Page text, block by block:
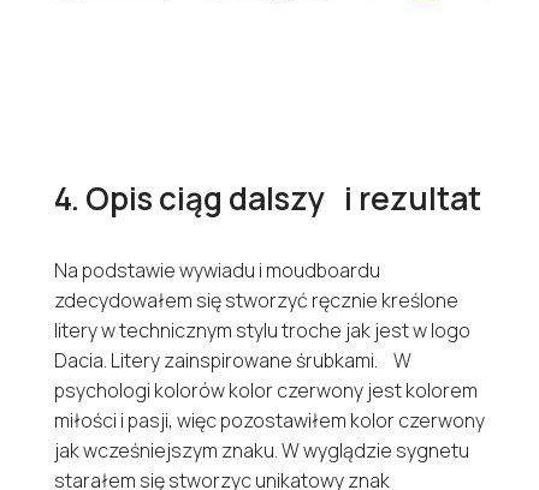
4. Opis ciąg dalszy i rezultat
Na podstawie wywiadu i moudboardu
zdecydowałem się stworzyć ręcznie kreślone
litery w technicznym stylu troche jak jest w logo
Dacia. Litery zainspirowane śrubkami. W
psychologi kolorów kolor czerwony jest kolorem
miłości i pasji, więc pozostawiłem kolor czerwony
jak wcześniejszym znaku. W wyglądzie sygnetu
starałem się stworzyc unikatowy znak